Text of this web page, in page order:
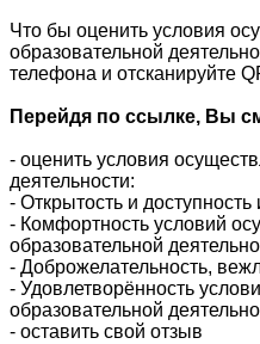
Что бы оценить условия
образовательной
телефона и отсканируйте
Перейдя по ссылке, Вы
- оценить условия
деятельности:
- Открытость и
- Комфортность условий
образовательной
- Доброжелательность,
- Удовлетворённость
образовательной
- оставить свой отзыв